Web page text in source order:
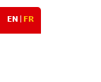
EN FR